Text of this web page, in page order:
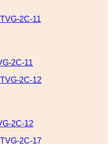
2C-11
2C-12